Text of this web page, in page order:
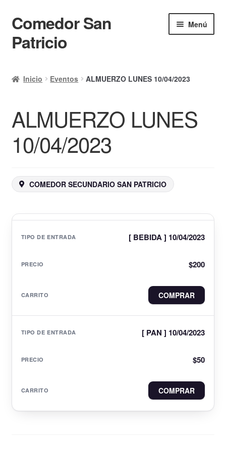
Ir
a
la
Ir
al
contenido
Comedor San
Patricio
Menú
Calendario
Mi cuenta
Ayuda Rapida
Finalizar compra
Inicio Eventos ALMUERZO LUNES 10/04/2023
ALMUERZO LUNES
10/04/2023
COMEDOR SECUNDARIO SAN PATRICIO
[ BEBIDA ] 10/04/2023
$200
COMPRAR
[ PAN ] 10/04/2023
$50
COMPRAR